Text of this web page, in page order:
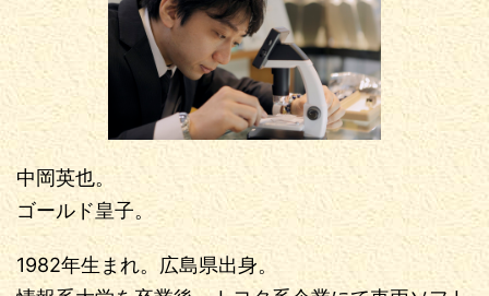
中岡英也。
ゴールド皇子。
1982年生まれ。広島県出身。